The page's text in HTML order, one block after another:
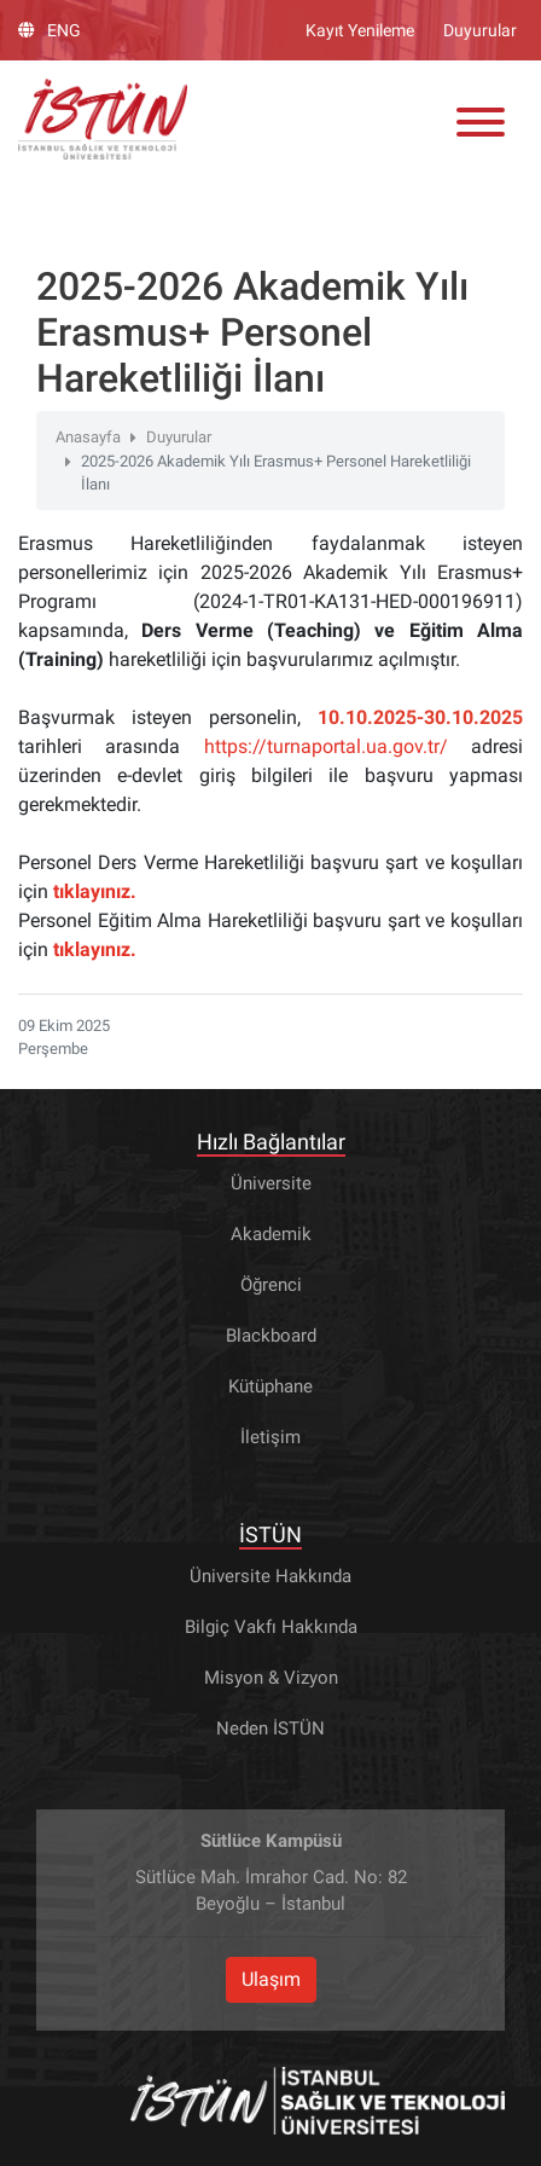
dikkat:
web
sitesinde,
erişilebilirliği
BiClick"
sistemi
bulunur.
ENG Kayıt Yenileme Duyurular
2025-2026 Akademik Yılı
Erasmus+ Personel
Hareketliliği İlanı
Anasayfa
Duyurular
2025-2026 Akademik Yılı Erasmus+ Personel Hareketliliği
İlanı
Erasmus Hareketliliğinden faydalanmak isteyen
personellerimiz için 2025-2026 Akademik Yılı Erasmus+
Programı (2024-1-TR01-KA131-HED-000196911)
kapsamında, Ders Verme (Teaching) ve Eğitim Alma
(Training) hareketliliği için başvurularımız açılmıştır.
Başvurmak isteyen personelin, 10.10.2025-30.10.2025
tarihleri arasında https://turnaportal.ua.gov.tr/ adresi
üzerinden e-devlet giriş bilgileri ile başvuru yapması
gerekmektedir.
Personel Ders Verme Hareketliliği başvuru şart ve koşulları
için tıklayınız.
Personel Eğitim Alma Hareketliliği başvuru şart ve koşulları
için tıklayınız.
09 Ekim 2025
Perşembe
Hızlı Bağlantılar
Üniversite
Akademik
Öğrenci
Blackboard
Kütüphane
İletişim
İSTÜN
Üniversite Hakkında
Bilgiç Vakfı Hakkında
Misyon & Vizyon
Neden İSTÜN
Sütlüce Kampüsü
Sütlüce Mah. İmrahor Cad. No: 82
Beyoğlu – İstanbul
Ulaşım